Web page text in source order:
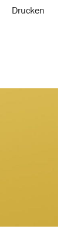
Drucken